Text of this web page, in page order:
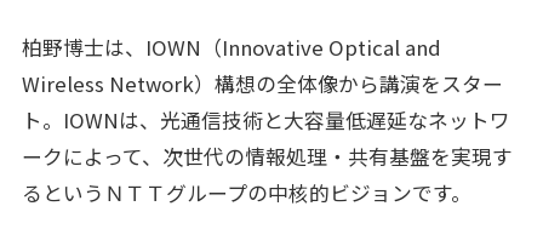
柏野博士は、IOWN（Innovative Optical and
Wireless Network）構想の全体像から講演をスター
ト。IOWNは、光通信技術と大容量低遅延なネットワ
ークによって、次世代の情報処理・共有基盤を実現す
るというＮＴＴグループの中核的ビジョンです。